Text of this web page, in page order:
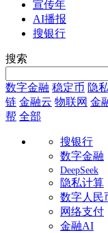
宣传年
AI播报
搜银行
搜索
数字金融 稳定币 隐
链 金融云 物联网 金
帮 全部
搜银行
数字金融
DeepSeek
隐私计算
数字人民
网络支付
金融AI